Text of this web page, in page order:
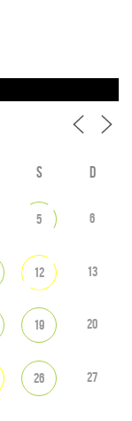
S D
5 6
12 13
19 20
26 27